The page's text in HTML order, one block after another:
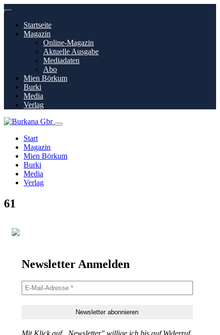
Startseite
Magazin
Online-Magazin
Aktuelle Ausgabe
Mediadaten
Abo
Mien Börkum
Burki
Media
Verlag
Start
Magazin
Mien Börkum
Burki
Media
Verlag
61
Newsletter Anmelden
Mit Klick auf „Newsletter" willige ich bis auf Widerruf